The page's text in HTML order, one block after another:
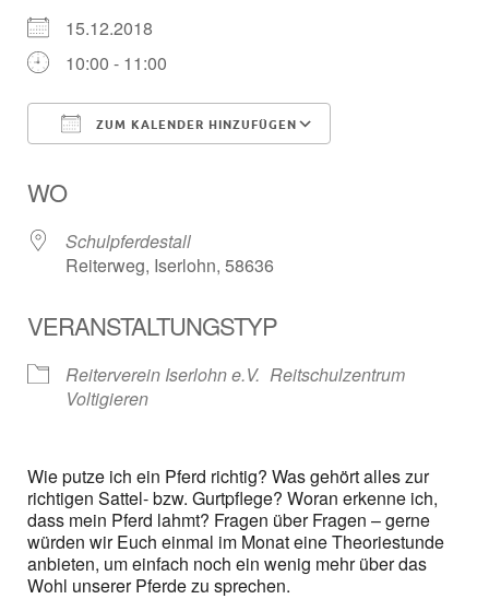
15.12.2018
10:00 - 11:00
ZUM KALENDER HINZUFÜGEN
WO
Schulpferdestall
Reiterweg, Iserlohn, 58636
VERANSTALTUNGSTYP
Reiterverein Iserlohn e.V. Reitschulzentrum
Voltigieren
Wie putze ich ein Pferd richtig? Was gehört alles zur
richtigen Sattel- bzw. Gurtpflege? Woran erkenne ich,
dass mein Pferd lahmt? Fragen über Fragen – gerne
würden wir Euch einmal im Monat eine Theoriestunde
anbieten, um einfach noch ein wenig mehr über das
Wohl unserer Pferde zu sprechen.